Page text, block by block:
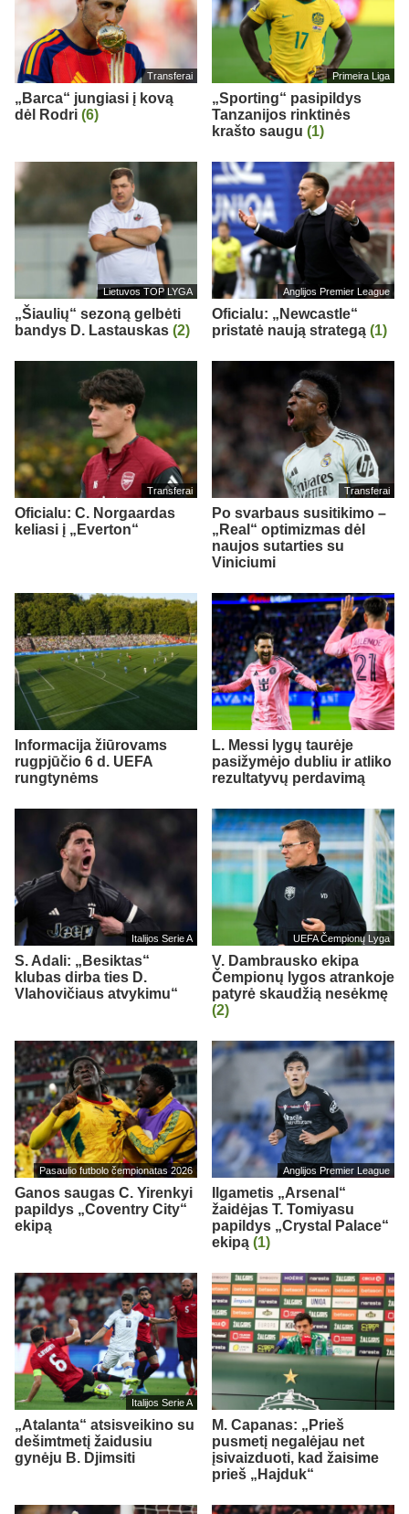
Transferai
„Barca“ jungiasi į kovą
dėl Rodri (6)
Primeira Liga
„Sporting“ pasipildys
Tanzanijos rinktinės
krašto saugu (1)
Lietuvos TOP LYGA
„Šiaulių“ sezoną gelbėti
bandys D. Lastauskas (2)
Anglijos Premier League
Oficialu: „Newcastle“
pristatė naują strategą (1)
Transferai
Oficialu: C. Norgaardas
keliasi į „Everton“
Transferai
Po svarbaus susitikimo –
„Real“ optimizmas dėl
naujos sutarties su
Viniciumi
Informacija žiūrovams
rugpjūčio 6 d. UEFA
rungtynėms
L. Messi lygų taurėje
pasižymėjo dubliu ir atliko
rezultatyvų perdavimą
Italijos Serie A
S. Adali: „Besiktas“
klubas dirba ties D.
Vlahovičiaus atvykimu“
UEFA Čempionų Lyga
V. Dambrausko ekipa
Čempionų lygos atrankoje
patyrė skaudžią nesėkmę
(2)
Pasaulio futbolo čempionatas 2026
Ganos saugas C. Yirenkyi
papildys „Coventry City“
ekipą
Anglijos Premier League
Ilgametis „Arsenal“
žaidėjas T. Tomiyasu
papildys „Crystal Palace“
ekipą (1)
Italijos Serie A
„Atalanta“ atsisveikino su
dešimtmetį žaidusiu
gynėju B. Djimsiti
M. Capanas: „Prieš
pusmetį negalėjau net
įsivaizduoti, kad žaisime
prieš „Hajduk“